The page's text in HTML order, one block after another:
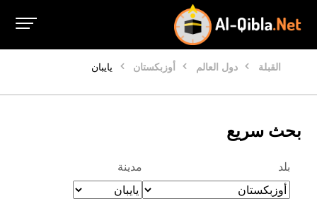
القبلة دول العالم أوزبكستان يايبان
بحث سريع
بلد مدينة